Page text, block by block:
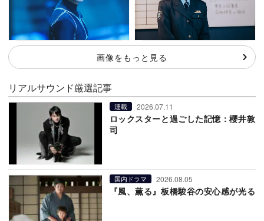
画像をもっと見る
リアルサウンド厳選記事
連載 2026.07.11
ロックスターと過ごした記憶：櫻井敦
司
国内ドラマ 2026.08.05
『風、薫る』板橋駿谷の安心感が光る